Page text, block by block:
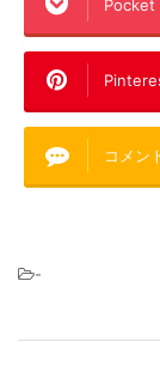
Pocket
コメン
-